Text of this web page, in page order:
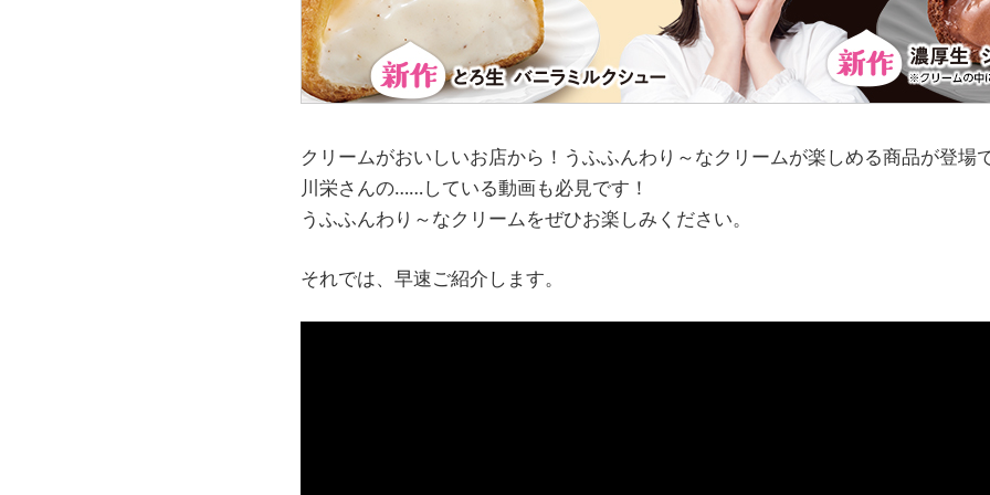
クリームがおいしいお店から！うふふんわり～なクリームが楽しめる商品が登場
川栄さんの……している動画も必見です！
うふふんわり～なクリームをぜひお楽しみください。
それでは、早速ご紹介します。